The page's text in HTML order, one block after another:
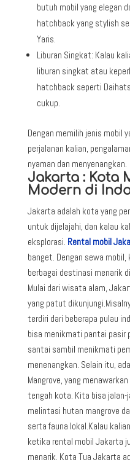
butuh mobil yang elegan
hatchback yang stylish
Yaris.
Liburan Singkat: Kalau
liburan singkat atau
hatchback seperti
cukup.
Dengan memilih jenis mobil
perjalanan kalian,
nyaman dan menyenangkan.
Jakarta : Kota
Modern di
Jakarta adalah kota yang
untuk dijelajahi, dan kalau
eksplorasi. Rental mobil
banget. Dengan sewa
berbagai destinasi menarik
Mulai dari wisata alam,
yang patut
terdiri dari beberapa pulau
bisa menikmati pantai pasir
santai sambil menikmati
menenangkan. Selain itu,
Mangrove, yang
tengah kota. Kita bisa jalan-
melintasi hutan mangrove
serta fauna lokal.Kalau
ketika rental mobil Jakarta
menarik. Kota Tua Jakarta